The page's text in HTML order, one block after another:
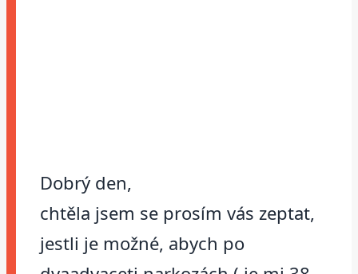
Dobrý den,
chtěla jsem se prosím vás zeptat,
jestli je možné, abych po